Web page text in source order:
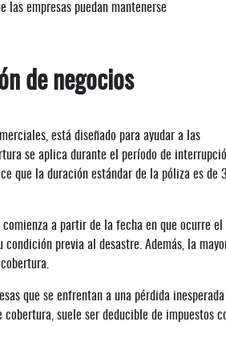
las empresas puedan mantenerse
de negocios
está diseñado para ayudar a las
se aplica durante el período de
que la duración estándar de la póliza es de
a partir de la fecha en que ocurre el
previa al desastre. Además, la
que se enfrentan a una pérdida inesperada
suele ser deducible de impuestos